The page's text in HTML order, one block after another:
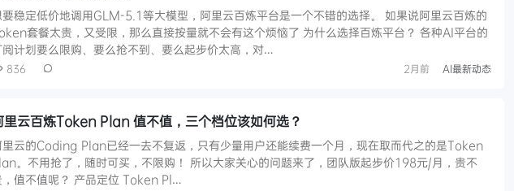
稳定低价地调用GLM-5.1等大模型，阿里云百炼平台是一个不错的选择。 如果说阿里云百炼的
套餐太贵，又受限，那么直接按量就不会有这个烦恼了 为什么选择百炼平台？ 各种AI平台的
计划要么限购、要么抢不到、要么起步价太高，对…
836 2月前 AI最新动态
里云百炼Token Plan 值不值，三个档位该如何选？
里云的Coding Plan已经一去不复返，只有少量用户还能续费一个月，现在取而代之的是Token
。不用抢了，随时可买，不限购！ 所以大家关心的问题来了，团队版起步价198元/月，贵不
，值不值呢？ 产品定位 Token Pl…